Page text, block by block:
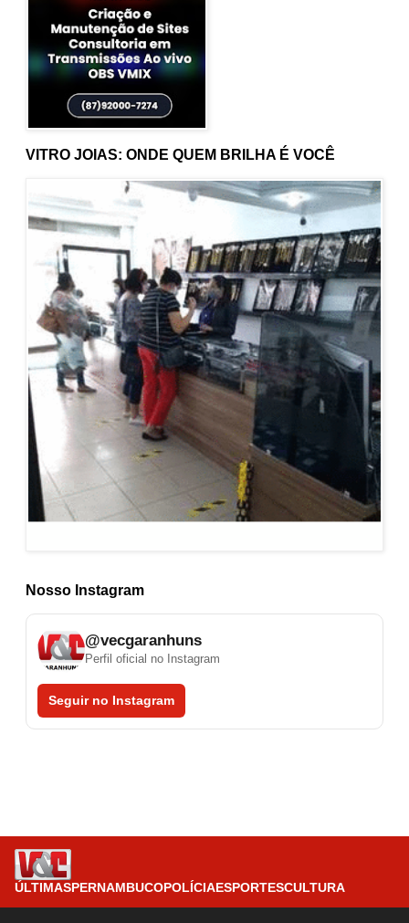
Nosso Instagram
@vecgaranhuns
Perfil oficial no Instagram
Seguir no Instagram
VITRO JOIAS: ONDE QUEM BRILHA É VOCÊ
ÚLTIMASPERNAMBUCOPOLÍCIAESPORTESCULTURA